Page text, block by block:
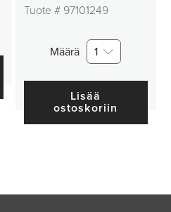
Tuote # 97101249
Määrä 1
Lisää
ostoskoriin